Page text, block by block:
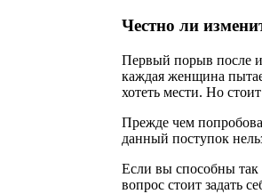
Честно ли
Первый порыв после
каждая женщина
хотеть мести. Но
Прежде чем
данный поступок
Если вы способны так
вопрос стоит задать